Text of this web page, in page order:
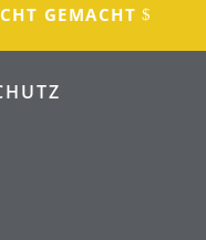
GEMACHT